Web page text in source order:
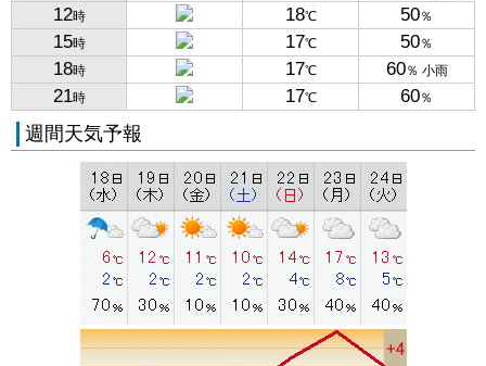
12時 18℃ 50％
15時 17℃ 50％
18時 17℃ 60％ 小雨
21時 17℃ 60％
週間天気予報